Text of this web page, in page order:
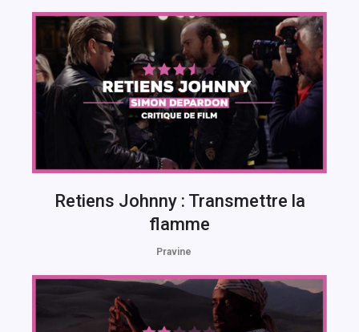
Retiens Johnny : Transmettre la
flamme
Pravine